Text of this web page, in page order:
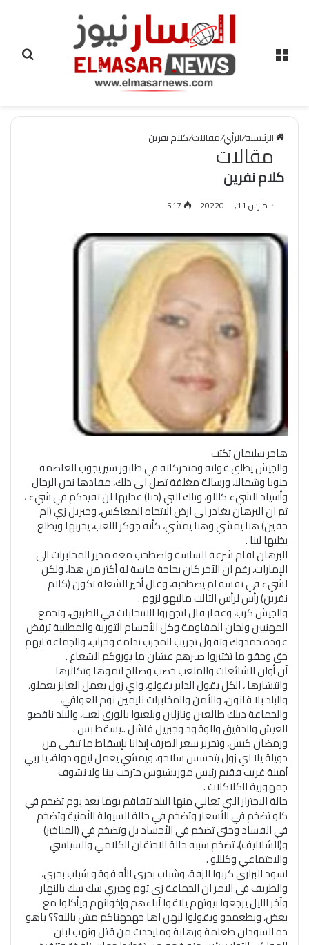
الرئيسية/الرأي/مقالات/كلام نفرين
مقالات
كلام نفرين
مارس 11, 2022 0
هاجر سليمان تكتب
والجيش يطلق قواته ومتحركاته في طابور سير يجوب العاصمة
جنوبا وشمالا، ورسالة مغلفة تصل الى ذلك، مفادها نحن الرجال
وأسياد الشيء كلللو، وتلك التي (دنا) عذابها لن تفيدكم في شيء ،
ثم ان البرهان يغادر الى ارض الاتجاه المعاكس، وجبريل زي (ام
حقين) هنا يمشي وهنا يمشي، كأنه جوكر اللعب، يخربها ويطلع
يخليها لينا .
البرهان اقام شرعة الساسة واصطحب معه مدير المخابرات الى
الإمارات، رغم ان الآخر كان بحاجة ماسة له أكثر من هذا، ولكن
لشيء في نفسه لم يصطحبه، وقال أخير الشغلة تكون (كلام
نفرين) رأس لرأس التالت ماليهو لزوم .
والجيش كرب، وعقار قال اتجهزوا الانتخابات في الطريق، وتجمع
المهنيين ولجان المقاومة وكل الأجسام الثورية والمطلبية ترفض
عودة حمدوك وتقول تجريب المجرب ندامة وخراب، والجماعة ليهم
حق وحقو ما تختبروا صبرهم عشان ما يوروكم الشعاع .
آن أوان الشائعات والملعب خصب وصالح لنموها وتكاثرها
وانتشارها ، الكل يقول الداير يقولو، واي زول يعمل العايز يعملو،
والبلد بلا قانون، والأمن والمخابرات نايمين نوم العوافي،
والجماعة ديلك طالعين ونازلين ويلعبوا بالورق لعب، والبلد ناقصو
العيش والدقيق والوقود وجبريل فاشل ..يسقط بس .
ورمضان كبس، وتحرير سعر الصرف إيذانا بإسقاط ما تبقى من
دويلة يلا اي زول يتحسس سلاحو، ويمشي يعمل ليهو دولة، يا ربي
أمينة غريب فقيم رئيس موريشيوس حترحب بينا ولا نشوف
جمهورية الكلاكلات .
حالة الاجترار التي تعاني منها البلد تتفاقم يوما بعد يوم تضخم في
كلو تضخم في الأسعار وتضخم في حالة السيولة الأمنية وتضخم
في الفساد وحتى تضخم في الأجساد بل وتضخم في (المناخير)
و(الشلاليف)، تضخم سببه حالة الاحتقان الكلامي والسياسي
والاجتماعي وكلللو .
اسود البرارى كربوا الزفة، وشباب بحري الله فوقو شباب بحري،
والطريف فى الامر ان الجماعة زى توم وجيري سك سك بالنهار
وآخر الليل يرجعوا بيوتهم يلاقوا آباءهم وإخوانهم ويأكلوا مع
بعض، ويطعمجو ويقولوا ليهن اها جهجهناكم مش بالله؟؟ ياهو
ده السودان طعامة ورهابة ومايحدث من قتل ونهب ابان